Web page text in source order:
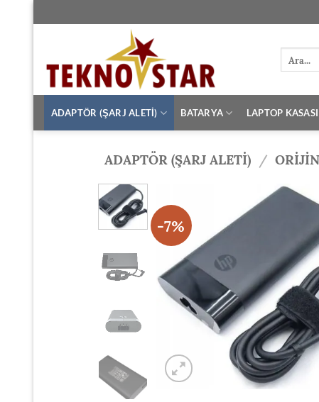
İçeriğe
atla
Ara:
ADAPTÖR (ŞARJ ALETİ) BATARYA LAPTOP KASASI
ADAPTÖR (ŞARJ ALETİ) /
-7%